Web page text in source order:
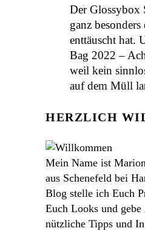
Der Glossybox
ganz
enttäuscht hat.
Bag 2022 –
weil kein
auf dem Müll
HERZLICH
Mein Name ist
aus Schenefeld bei
Blog stelle ich Euch
Euch Looks und
nützliche Tipps und